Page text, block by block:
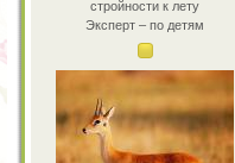
стройности к лету
Эксперт – по детям